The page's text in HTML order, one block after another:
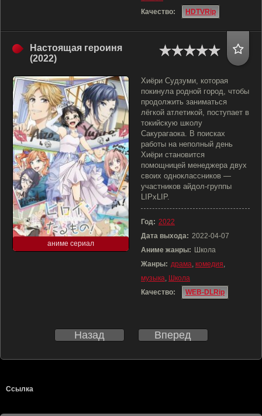
Качество:
HDTVRip
Настоящая героиня
(2022)
аниме сериал
Хиёри Судзуми, которая
покинула родной город, чтобы
продолжить заниматься
лёгкой атлетикой, поступает в
токийскую школу
Сакурагаока. В поисках
работы на неполный день
Хиёри становится
помощницей менеджера двух
своих одноклассников —
участников айдол-группы
LIPxLIP.
Год: 2022
Дата выхода: 2022-04-07
Аниме жанры: Школа
Жанры: драма, комедия,
музыка, Школа
Качество:
WEB-DLRip
Назад Вперед
Ссылка